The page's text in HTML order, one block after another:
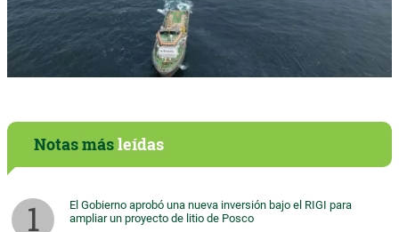
Notas másleídas
El Gobierno aprobó una nueva inversión bajo el RIGI para
ampliar un proyecto de litio de Posco